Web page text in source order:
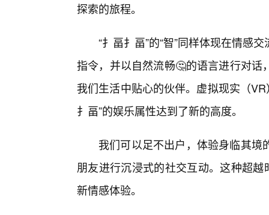
探索的旅程。
“扌畐扌畐”的“智”同样体现在情感
指令，并以自然流畅🤔的语言进行对
我们生活中贴心的伙伴。虚拟现实（
扌畐”的娱乐属性达到了新的高度。
我们可以足不出户，体验身临其
朋友进行沉浸式的社交互动。这种超
新情感体验。